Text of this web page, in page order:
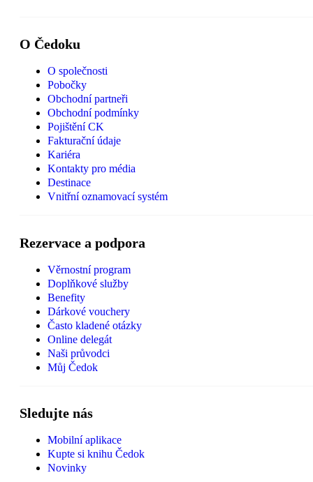
O Čedoku
O společnosti
Pobočky
Obchodní partneři
Obchodní podmínky
Pojištění CK
Fakturační údaje
Kariéra
Kontakty pro média
Destinace
Vnitřní oznamovací systém
Rezervace a podpora
Věrnostní program
Doplňkové služby
Benefity
Dárkové vouchery
Často kladené otázky
Online delegát
Naši průvodci
Můj Čedok
Sledujte nás
Mobilní aplikace
Kupte si knihu Čedok
Novinky